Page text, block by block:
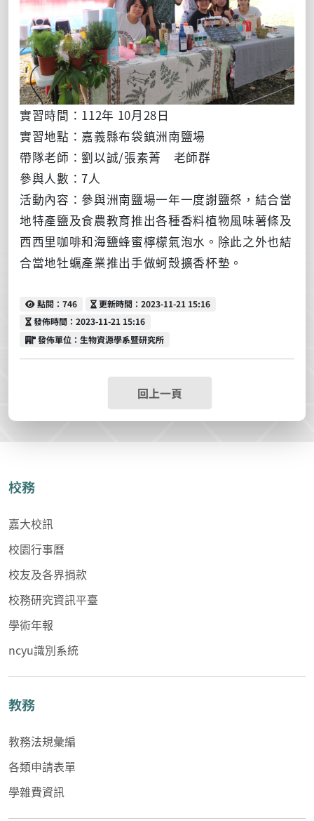
實習時間：112年 10月28日
實習地點：嘉義縣布袋鎮洲南鹽場
帶隊老師：劉以誠/張素菁 老師群
參與人數：7人
活動內容：參與洲南鹽場一年一度謝鹽祭，結合當
地特產鹽及食農教育推出各種香料植物風味薯條及
西西里咖啡和海鹽蜂蜜檸檬氣泡水。除此之外也結
合當地牡蠣產業推出手做蚵殼擴香杯墊。
點閱
點閱：746 更新時間
更新時間：2023-11-21 15:16
發佈時間
發佈時間：2023-11-21 15:16
發佈單位
發佈單位：生物資源學系暨研究所
回上一頁
校務
嘉大校訊
校園行事曆
校友及各界捐款
校務研究資訊平臺
學術年報
ncyu識別系統
教務
教務法規彙編
各類申請表單
學雜費資訊